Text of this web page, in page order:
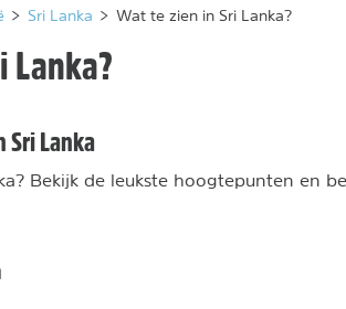
> Sri Lanka > Wat te zien in Sri Lanka?
Lanka?
Sri Lanka
Bekijk de leukste hoogtepunten en